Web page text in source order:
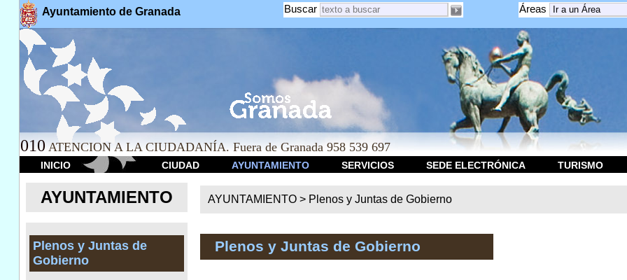
Ayuntamiento de Granada Áreas
Buscar
010 ATENCION A LA CIUDADANÍA. Fuera de Granada 958 539 697
INICIO CIUDAD AYUNTAMIENTO SERVICIOS SEDE ELECTRÓNICA TURISMO
AYUNTAMIENTO
Plenos y Juntas de
Gobierno
AYUNTAMIENTO > Plenos y Juntas de Gobierno
Plenos y Juntas de Gobierno